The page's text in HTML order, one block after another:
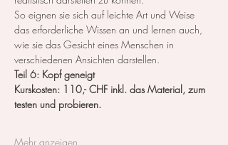
So eignen sie sich auf leichte Art und Weise
das erforderliche Wissen an und lernen auch,
wie sie das Gesicht eines Menschen in
verschiedenen Ansichten darstellen.
Teil 6: Kopf geneigt
Kurskosten: 110,- CHF inkl. das Material, zum
testen und probieren.
Mehr anzeigen